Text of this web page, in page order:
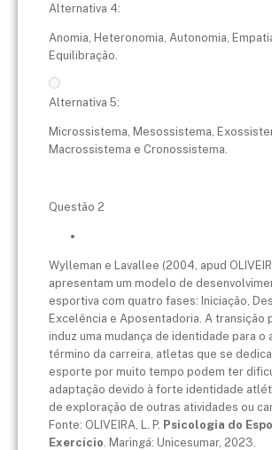
Alternativa 4:
Anomia, Heteronomia, Autonomia,
Equilibração.
Alternativa 5:
Microssistema, Mesossistema,
Macrossistema e Cronossistema.
Questão 2
Wylleman e Lavallee (2004, apud
apresentam um modelo de
esportiva com quatro fases: Iniciação,
Excelência e Aposentadoria. A transição
induz uma mudança de identidade para o
término da carreira, atletas que se
esporte por muito tempo podem ter
adaptação devido à forte identidade
de exploração de outras atividades ou
Fonte: OLIVEIRA, L. P. Psicologia do
Exercício . Maringá: Unicesumar, 2023.